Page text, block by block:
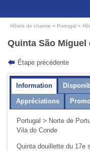
Hôtels de charme Portugal
Quinta São Miguel
Étape précédente
Information
Appréciations
Portugal > Norte de
Vila do Conde
Quinta douillette du 17e